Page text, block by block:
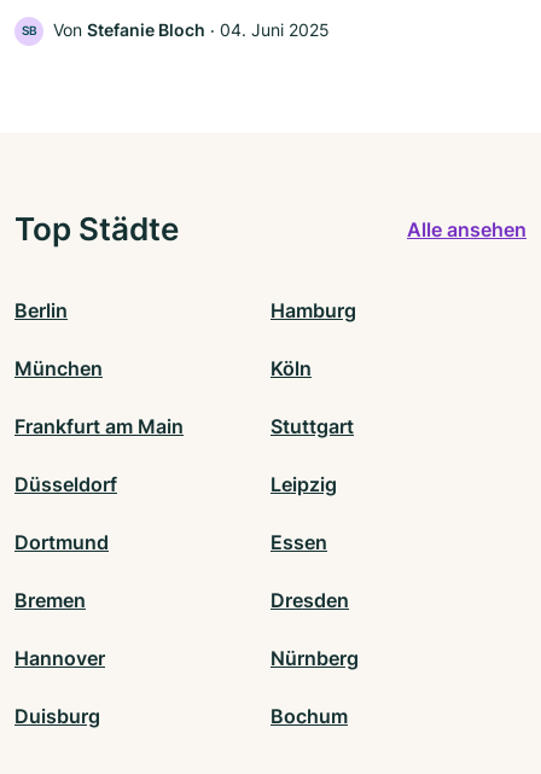
SB Von Stefanie Bloch ‧ 04. Juni 2025
Top Städte Alle ansehen
Berlin Hamburg
München Köln
Frankfurt am Main Stuttgart
Düsseldorf Leipzig
Dortmund Essen
Bremen Dresden
Hannover Nürnberg
Duisburg Bochum